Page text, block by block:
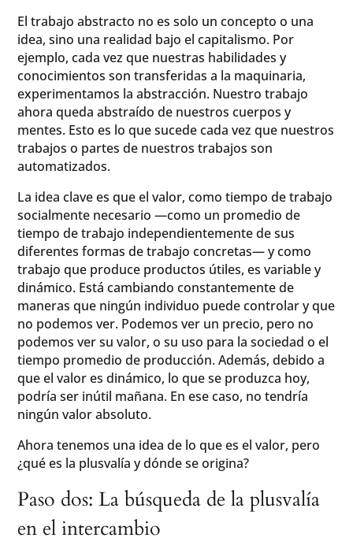
El trabajo abstracto no es solo un concepto o una
idea, sino una realidad bajo el capitalismo. Por
ejemplo, cada vez que nuestras habilidades y
conocimientos son transferidas a la maquinaria,
experimentamos la abstracción. Nuestro trabajo
ahora queda abstraído de nuestros cuerpos y
mentes. Esto es lo que sucede cada vez que nuestros
trabajos o partes de nuestros trabajos son
automatizados.
La idea clave es que el valor, como tiempo de trabajo
socialmente necesario —como un promedio de
tiempo de trabajo independientemente de sus
diferentes formas de trabajo concretas— y como
trabajo que produce productos útiles, es variable y
dinámico. Está cambiando constantemente de
maneras que ningún individuo puede controlar y que
no podemos ver. Podemos ver un precio, pero no
podemos ver su valor, o su uso para la sociedad o el
tiempo promedio de producción. Además, debido a
que el valor es dinámico, lo que se produzca hoy,
podría ser inútil mañana. En ese caso, no tendría
ningún valor absoluto.
Ahora tenemos una idea de lo que es el valor, pero
¿qué es la plusvalía y dónde se origina?
Paso dos: La búsqueda de la plusvalía
en el intercambio